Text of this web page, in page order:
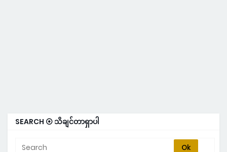
SEARCH ⦿ သိချင်တာရှာပါ